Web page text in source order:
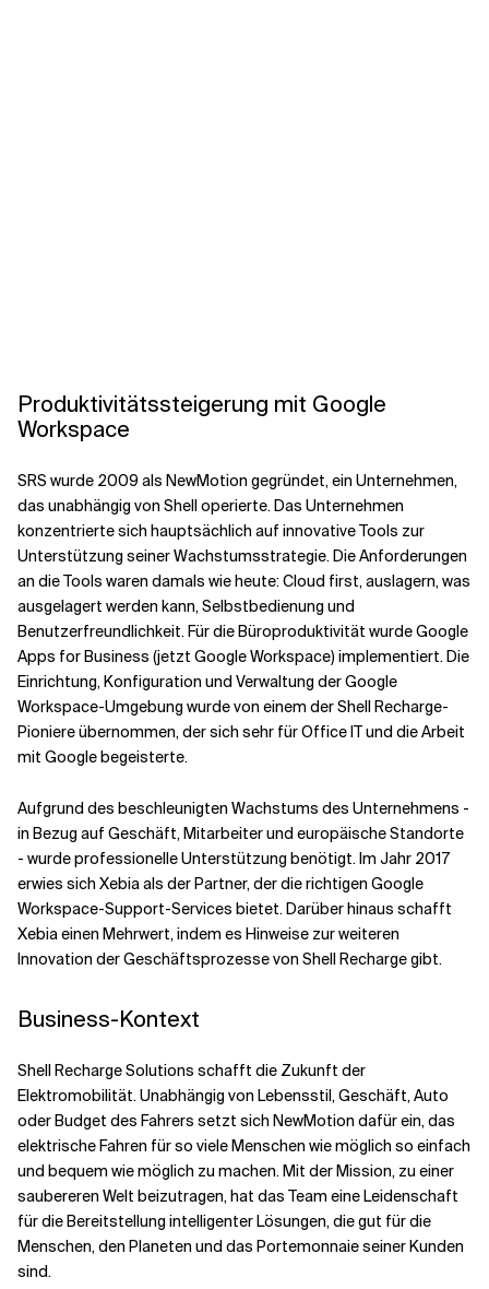
Produktivitätssteigerung mit Google
Workspace
SRS wurde 2009 als NewMotion gegründet, ein Unternehmen,
das unabhängig von Shell operierte. Das Unternehmen
konzentrierte sich hauptsächlich auf innovative Tools zur
Unterstützung seiner Wachstumsstrategie. Die Anforderungen
an die Tools waren damals wie heute: Cloud first, auslagern, was
ausgelagert werden kann, Selbstbedienung und
Benutzerfreundlichkeit. Für die Büroproduktivität wurde Google
Apps for Business (jetzt Google Workspace) implementiert. Die
Einrichtung, Konfiguration und Verwaltung der Google
Workspace-Umgebung wurde von einem der Shell Recharge-
Pioniere übernommen, der sich sehr für Office IT und die Arbeit
mit Google begeisterte.
Aufgrund des beschleunigten Wachstums des Unternehmens -
in Bezug auf Geschäft, Mitarbeiter und europäische Standorte
- wurde professionelle Unterstützung benötigt. Im Jahr 2017
erwies sich Xebia als der Partner, der die richtigen Google
Workspace-Support-Services bietet. Darüber hinaus schafft
Xebia einen Mehrwert, indem es Hinweise zur weiteren
Innovation der Geschäftsprozesse von Shell Recharge gibt.
Business-Kontext
Shell Recharge Solutions schafft die Zukunft der
Elektromobilität. Unabhängig von Lebensstil, Geschäft, Auto
oder Budget des Fahrers setzt sich NewMotion dafür ein, das
elektrische Fahren für so viele Menschen wie möglich so einfach
und bequem wie möglich zu machen. Mit der Mission, zu einer
saubereren Welt beizutragen, hat das Team eine Leidenschaft
für die Bereitstellung intelligenter Lösungen, die gut für die
Menschen, den Planeten und das Portemonnaie seiner Kunden
sind.